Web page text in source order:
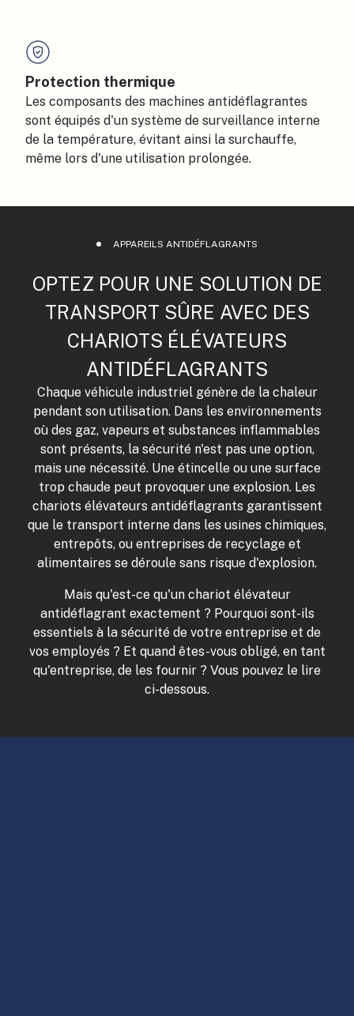
Protection thermique
Les composants des machines antidéflagrantes
sont équipés d'un système de surveillance interne
de la température, évitant ainsi la surchauffe,
même lors d'une utilisation prolongée.
APPAREILS ANTIDÉFLAGRANTS
OPTEZ POUR UNE SOLUTION DE
TRANSPORT SÛRE AVEC DES
CHARIOTS ÉLÉVATEURS
ANTIDÉFLAGRANTS
Chaque véhicule industriel génère de la chaleur
pendant son utilisation. Dans les environnements
où des gaz, vapeurs et substances inflammables
sont présents, la sécurité n'est pas une option,
mais une nécessité. Une étincelle ou une surface
trop chaude peut provoquer une explosion. Les
chariots élévateurs antidéflagrants garantissent
que le transport interne dans les usines chimiques,
entrepôts, ou entreprises de recyclage et
alimentaires se déroule sans risque d'explosion.
Mais qu'est-ce qu'un chariot élévateur
antidéflagrant exactement ? Pourquoi sont-ils
essentiels à la sécurité de votre entreprise et de
vos employés ? Et quand êtes-vous obligé, en tant
qu'entreprise, de les fournir ? Vous pouvez le lire
ci-dessous.